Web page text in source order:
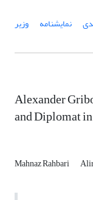
نمایشنامه وزیر
Alexander
and Diplomat
Mahnaz Rahbari